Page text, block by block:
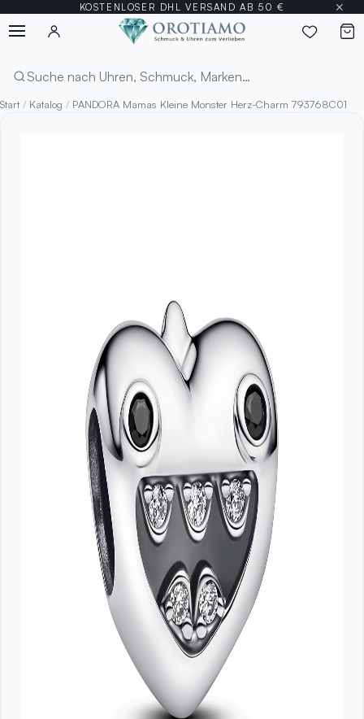
KOSTENLOSER DHL VERSAND AB 50 € ×
Suchen
Start / Katalog / PANDORA Mamas Kleine Monster Herz-Charm 793768C01